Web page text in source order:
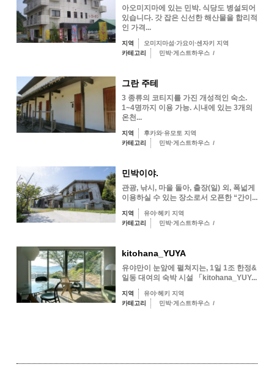
아오미지마에 있는 민박. 식당도 병설되어
있습니다. 갓 잡은 신선한 해산물을 합리적
인 가격...
지역
오미지마섬·가요이·센자키 지역
카테고리
민박·게스트하우스 /
그란 주테
3 종류의 코티지를 가진 개성적인 숙소.
1~4명까지 이용 가능. 시내에 있는 3개의
온천...
지역
후카와·유모토 지역
카테고리
민박·게스트하우스 /
민박이야.
관광, 낚시, 마을 돌아, 출장(일) 외, 폭넓게
이용하실 수 있는 장소로서 오픈한 “간이...
지역
유야·헤키 지역
카테고리
민박·게스트하우스 /
kitohana_YUYA
유야만이 눈앞에 펼쳐지는, 1일 1조 한정&
일동 대여의 숙박 시설 「kitohana_YUY...
지역
유야·헤키 지역
카테고리
민박·게스트하우스 /